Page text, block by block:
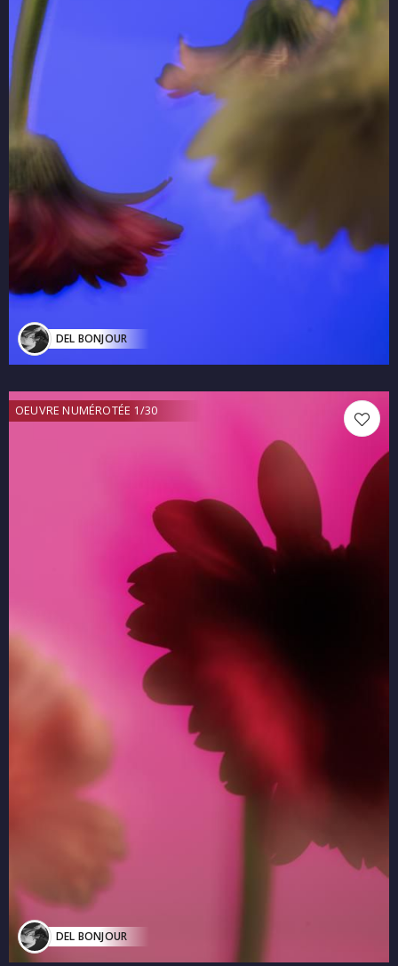
DEL BONJOUR
OEUVRE NUMÉROTÉE 1/30
DEL BONJOUR